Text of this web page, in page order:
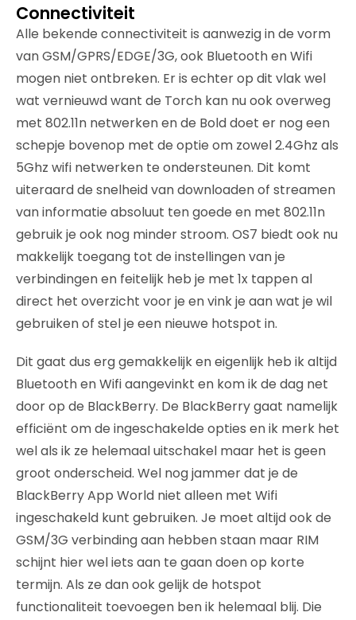
Connectiviteit
Alle bekende connectiviteit is aanwezig in de vorm
van GSM/GPRS/EDGE/3G, ook Bluetooth en Wifi
mogen niet ontbreken. Er is echter op dit vlak wel
wat vernieuwd want de Torch kan nu ook overweg
met 802.11n netwerken en de Bold doet er nog een
schepje bovenop met de optie om zowel 2.4Ghz als
5Ghz wifi netwerken te ondersteunen. Dit komt
uiteraard de snelheid van downloaden of streamen
van informatie absoluut ten goede en met 802.11n
gebruik je ook nog minder stroom. OS7 biedt ook nu
makkelijk toegang tot de instellingen van je
verbindingen en feitelijk heb je met 1x tappen al
direct het overzicht voor je en vink je aan wat je wil
gebruiken of stel je een nieuwe hotspot in.
Dit gaat dus erg gemakkelijk en eigenlijk heb ik altijd
Bluetooth en Wifi aangevinkt en kom ik de dag net
door op de BlackBerry. De BlackBerry gaat namelijk
efficiënt om de ingeschakelde opties en ik merk het
wel als ik ze helemaal uitschakel maar het is geen
groot onderscheid. Wel nog jammer dat je de
BlackBerry App World niet alleen met Wifi
ingeschakeld kunt gebruiken. Je moet altijd ook de
GSM/3G verbinding aan hebben staan maar RIM
schijnt hier wel iets aan te gaan doen op korte
termijn. Als ze dan ook gelijk de hotspot
functionaliteit toevoegen ben ik helemaal blij. Die